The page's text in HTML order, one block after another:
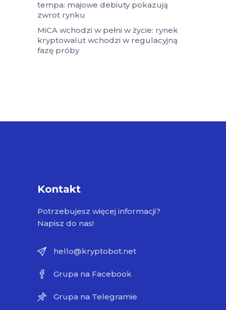
tempa: majowe debiuty pokazują
zwrot rynku
MiCA wchodzi w pełni w życie: rynek
kryptowalut wchodzi w regulacyjną
fazę próby
Kontakt
Potrzebujesz więcej informacji?
Napisz do nas!
hello@kryptobot.net
Grupa na Facebook
Grupa na Telegramie